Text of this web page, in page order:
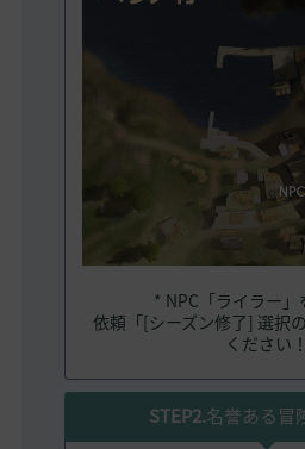
* NPC「ライラー」
依頼「[シーズン修了] 選択
ください！
STEP2.名誉ある冒